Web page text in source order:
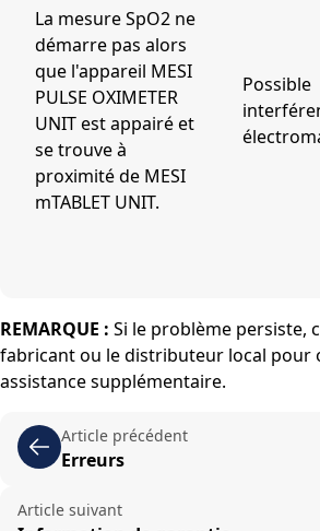
La mesure SpO2 ne
démarre pas alors
que l'appareil MESI
PULSE OXIMETER
UNIT est appairé et
se trouve à
proximité de MESI
mTABLET UNIT.
Possible
REMARQUE : Si le problème persiste,
fabricant ou le distributeur local pour
assistance supplémentaire.
Article précédent
Erreurs
Article suivant